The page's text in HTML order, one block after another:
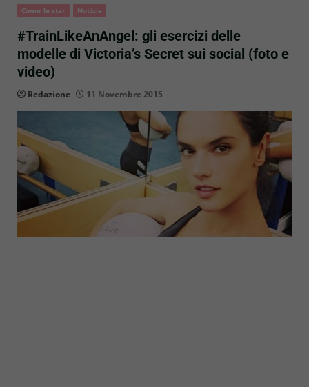
Come le star Notizie
#TrainLikeAnAngel: gli esercizi delle
modelle di Victoria’s Secret sui social (foto e
video)
Redazione 11 Novembre 2015